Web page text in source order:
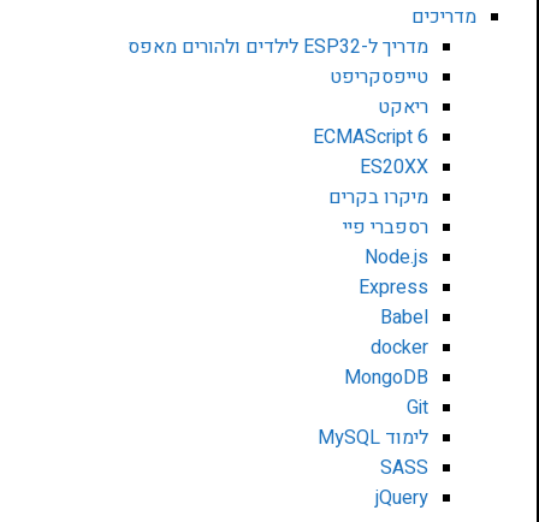
מדריכים
מדריך ל-ESP32 לילדים ולהורים מאפס
טייפסקריפט
ריאקט
ECMAScript 6
ES20XX
מיקרו בקרים
רספברי פיי
Node.js
Express
Babel
docker
MongoDB
Git
לימוד MySQL
SASS
jQuery